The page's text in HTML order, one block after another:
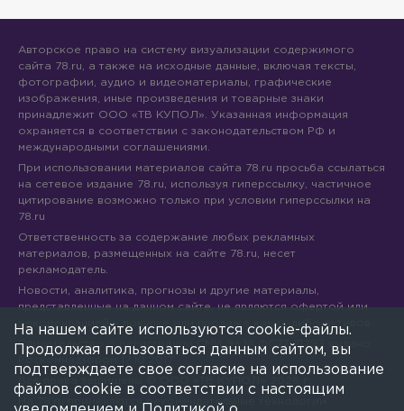
Авторское право на систему визуализации содержимого
сайта 78.ru, а также на исходные данные, включая тексты,
фотографии, аудио и видеоматериалы, графические
изображения, иные произведения и товарные знаки
принадлежит ООО «ТВ КУПОЛ». Указанная информация
охраняется в соответствии с законодательством РФ и
международными соглашениями.
При использовании материалов сайта 78.ru просьба ссылаться
на сетевое издание 78.ru, используя гиперссылку, частичное
цитирование возможно только при условии гиперссылки на
78.ru
Ответственность за содержание любых рекламных
материалов, размещенных на сайте 78.ru, несет
рекламодатель.
Новости, аналитика, прогнозы и другие материалы,
представленные на данном сайте, не являются офертой или
рекомендацией к покупке или продаже каких-либо активов.
Свидетельство о регистрации СМИ Эл № ФС77-71293 выдано
Все права защищены © ООО «ТВ КУПОЛ»
На 78.ru применяются рекомендательные технологии
На нашем сайте используются cookie-файлы.
Продолжая пользоваться данным сайтом, вы
подтверждаете свое согласие на использование
файлов cookie в соответствии с настоящим